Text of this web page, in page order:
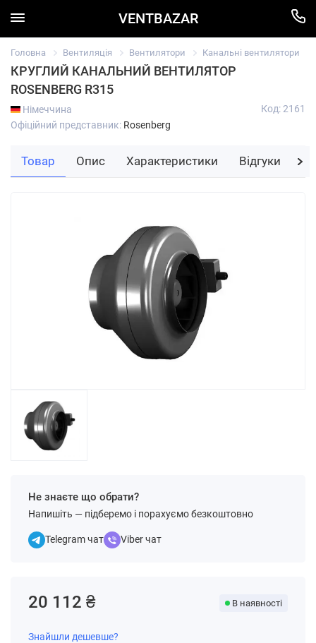
VENTBAZAR
Головна Вентиляція Вентилятори Канальні вентилятори
КРУГЛИЙ КАНАЛЬНИЙ ВЕНТИЛЯТОР
ROSENBERG R315
Німеччина
Офіційний представник: Rosenberg
Код: 2161
Не знаєте що обрати?
Напишіть — підберемо і порахуємо безкоштовно
Telegram чат Viber чат
20 112 ₴ В наявності
Знайшли дешевше?
Товар Опис Характеристики Відгуки